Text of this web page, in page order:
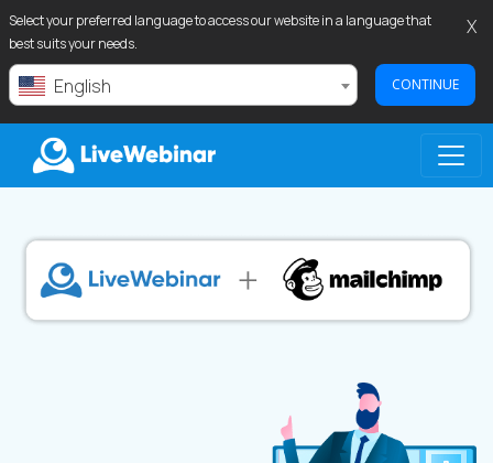
Select your preferred language to access our website in a language that
best suits your needs.
English CONTINUE
X
LIVEWEBINAR.COM